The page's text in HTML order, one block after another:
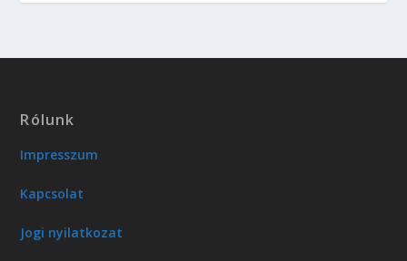
Rólunk
Impresszum
Kapcsolat
Jogi nyilatkozat